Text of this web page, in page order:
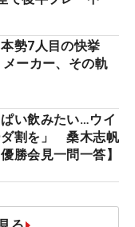
勢7人目の快挙
ーカー、その軌
ぱい飲みたい…ウイ
ダ割を」 桑木志帆
勝会見一問一答】